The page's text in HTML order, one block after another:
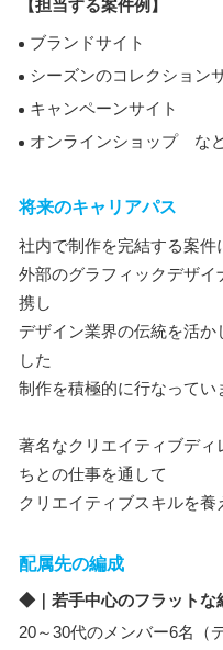
【担当する案件例】
ブランドサイト
シーズンのコレクション
キャンペーンサイト
オンラインショップ な
将来のキャリアパス
社内で制作を完結する案件
外部のグラフィックデザ
携し
デザイン業界の伝統を活
した
制作を積極的に行なってい
著名なクリエイティブディ
ちとの仕事を通して
クリエイティブスキルを養
配属先の編成
◆｜若手中心のフラットな
20～30代のメンバー6名（